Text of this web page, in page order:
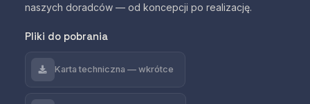
naszych doradców — od koncepcji po realizację.
Pliki do pobrania
Karta techniczna — wkrótce